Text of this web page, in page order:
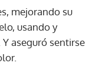
mejorando su
usando y
aseguró sentirse